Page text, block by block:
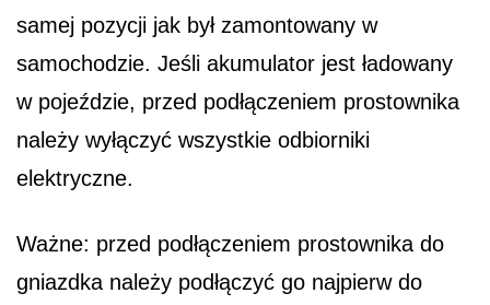
samej pozycji jak był zamontowany w
samochodzie. Jeśli akumulator jest ładowany
w pojeździe, przed podłączeniem prostownika
należy wyłączyć wszystkie odbiorniki
elektryczne.
Ważne: przed podłączeniem prostownika do
gniazdka należy podłączyć go najpierw do